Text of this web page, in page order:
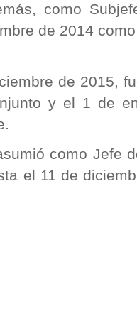
como
de 2014
de 2015,
y el 1 de
como Jefe
el 11 de